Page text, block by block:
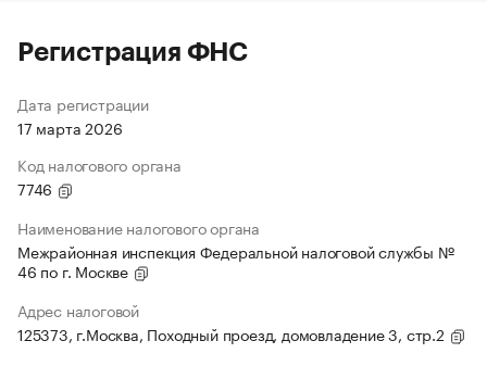
Регистрация ФНС
Дата регистрации
17 марта 2026
Код налогового органа
7746
Наименование налогового органа
Межрайонная инспекция Федеральной налоговой службы №
46 по г. Москве
Адрес налоговой
125373, г.Москва, Походный проезд, домовладение 3, стр.2